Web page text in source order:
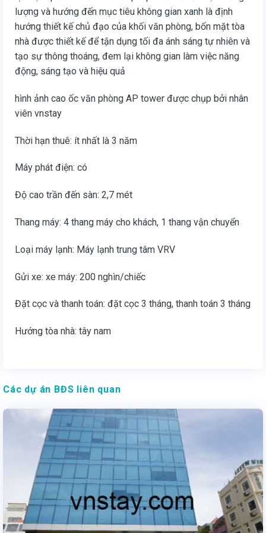
lượng và hướng đến mục tiêu không gian xanh là định
hướng thiết kế chủ đạo của khối văn phòng, bốn mặt tòa
nhà được thiết kế để tận dụng tối đa ánh sáng tự nhiên và
tạo sự thông thoáng, đem lại không gian làm việc năng
động, sáng tạo và hiệu quả
hình ảnh cao ốc văn phòng AP tower được chụp bởi nhân
viên vnstay
Thời hạn thuê: ít nhất là 3 năm
Máy phát điện: có
Độ cao trần đến sàn: 2,7 mét
Thang máy: 4 thang máy cho khách, 1 thang vận chuyển
Loại máy lạnh: Máy lạnh trung tâm VRV
Gửi xe: xe máy: 200 nghìn/chiếc
Đặt cọc và thanh toán: đặt cọc 3 tháng, thanh toán 3 tháng
Hướng tòa nhà: tây nam
Các dự án BĐS liên quan